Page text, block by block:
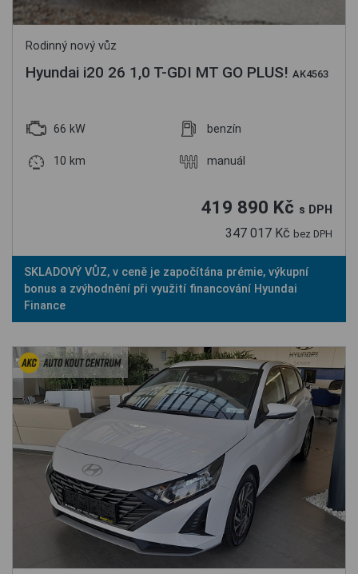
Rodinný nový vůz
Hyundai i20 26 1,0 T-GDI MT GO PLUS! AK4563
66 kW benzín
10 km manuál
419 890 Kč s DPH
347 017 Kč bez DPH
SKLADOVÝ VŮZ, v ceně je započítána prémie, výkupní
bonus a zvýhodnění při využití financování Hyundai
Finance